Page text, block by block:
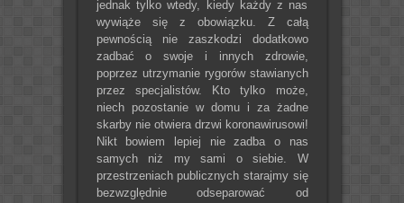
jednak tylko wtedy, kiedy każdy z nas
wywiąże się z obowiązku. Z całą
pewnością nie zaszkodzi dodatkowo
zadbać o swoje i innych zdrowie,
poprzez utrzymanie rygorów stawianych
przez specjalistów. Kto tylko może,
niech pozostanie w domu i za żadne
skarby nie otwiera drzwi koronawirusowi!
Nikt bowiem lepiej nie zadba o nas
samych niż my sami o siebie. W
przestrzeniach publicznych starajmy się
bezwzględnie odseparować od